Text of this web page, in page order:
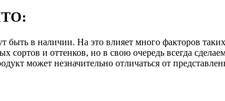
в наличии. На это влияет много факторов
и оттенков, но в свою очередь всегда
может незначительно отличаться от